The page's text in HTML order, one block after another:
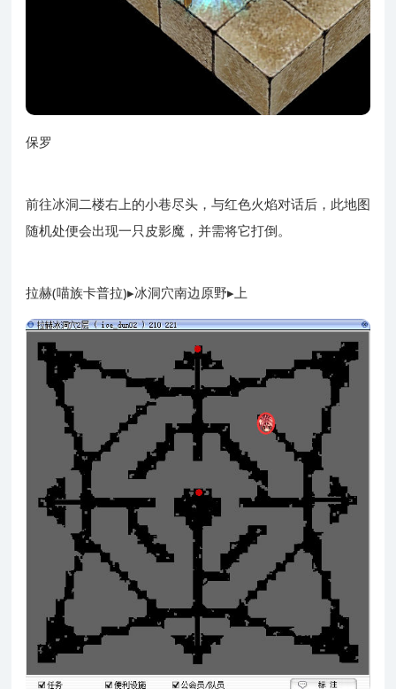
保罗
前往冰洞二楼右上的小巷尽头，与红色火焰对话后，此地图
随机处便会出现一只皮影魔，并需将它打倒。
拉赫(喵族卡普拉)▸冰洞穴南边原野▸上